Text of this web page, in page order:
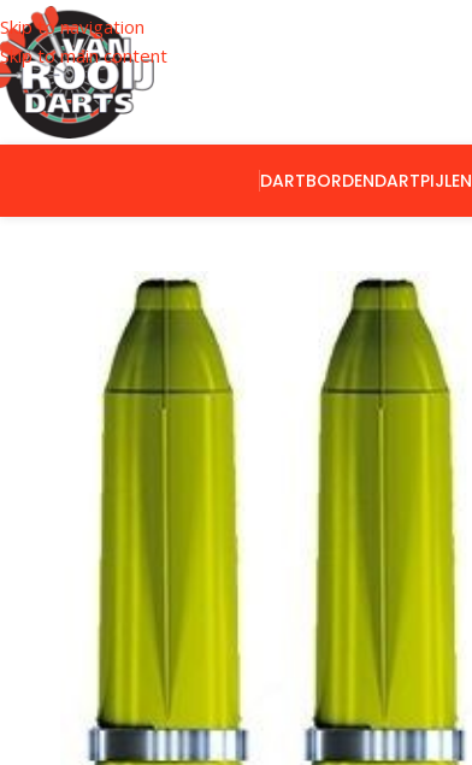
Skip to navigation
Skip to main content
DARTBORDENDARTPIJLEN